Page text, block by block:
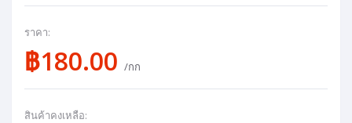
ราคา:
฿180.00 /กก
สินค้าคงเหลือ: